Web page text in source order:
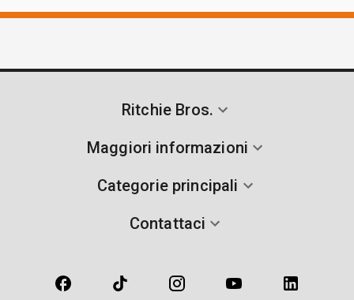
Ritchie Bros.
Maggiori informazioni
Categorie principali
Contattaci